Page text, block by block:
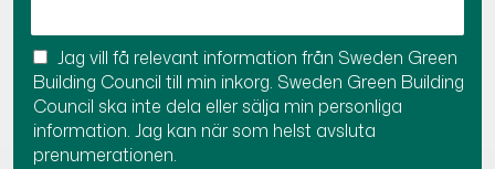
Jag vill få relevant information från Sweden Green
Building Council till min inkorg. Sweden Green Building
Council ska inte dela eller sälja min personliga
information. Jag kan när som helst avsluta
prenumerationen.